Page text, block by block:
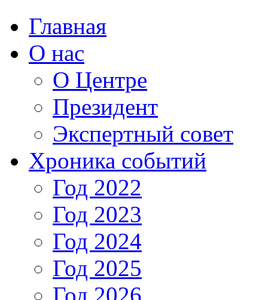
Главная
О нас
О Центре
Президент
Экспертный совет
Хроника событий
Год 2022
Год 2023
Год 2024
Год 2025